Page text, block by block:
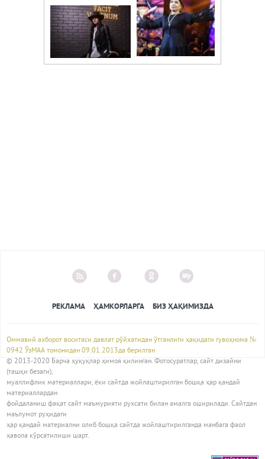
РЕКЛАМА ҲАМКОРЛАРГА БИЗ ҲАҚИМИЗДА
Оммавий ахборот воситаси давлат рўйхатидан ўтганлиги ҳақидаги гувоҳнома №
0942 ЎзМАА томонидан 09.01.2013да берилган
© 2013-2020 Барча ҳуқуқлар ҳимоя қилинган. Фотосуратлар, сайт дизайни
(ташқи безаги),
муаллифлик материаллари, ёки сайтда жойлаштирилган бошқа ҳар қандай
материаллардан
фойдаланиш фақат сайт маъмурияти рухсати билан амалга оширилади. Сайтдан
маълумот руҳидаги
ҳар қандай материални олиб бошқа сайтда жойлаштирилганда манбага фаол
ҳавола кўрсатилиши шарт.